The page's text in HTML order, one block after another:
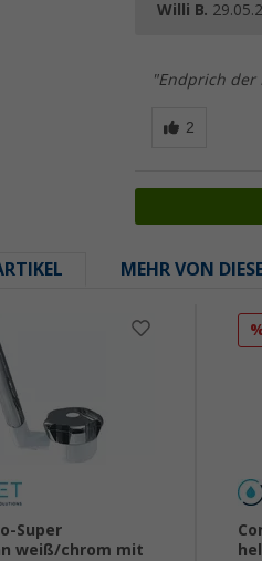
Willi B.
"Endprich der
MEHR VON
Super
weiß/chrom mit